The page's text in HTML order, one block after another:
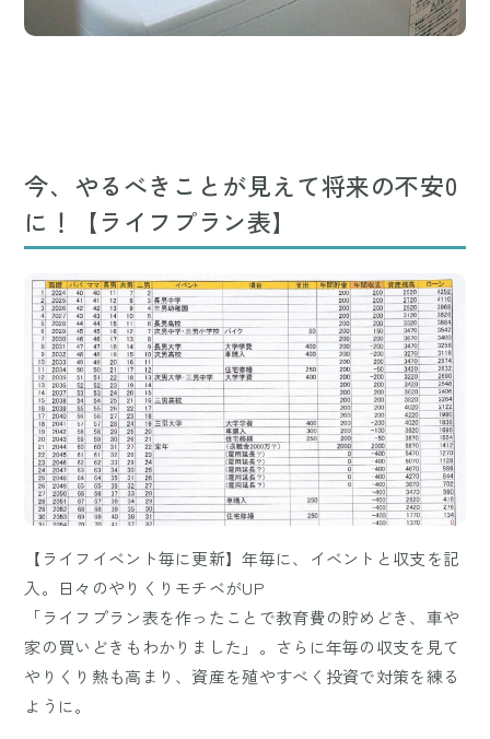
今、やるべきことが見えて将来の不安0
に！【ライフプラン表】
【ライフイベント毎に更新】年毎に、イベントと収支を記
入。日々のやりくりモチベがUP
「ライフプラン表を作ったことで教育費の貯めどき、車や
家の買いどきもわかりました」。さらに年毎の収支を見て
やりくり熱も高まり、資産を殖やすべく投資で対策を練る
ように。